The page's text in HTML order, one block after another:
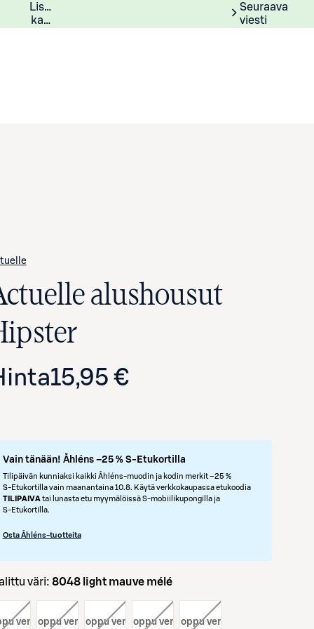
Lisätiedot
kampanjasta
Seuraava
viesti
alushousut
15,95 €
Vain tänään! Åhléns –25 % S-Etukortilla
Tilipäivän kunniaksi kaikki Åhléns-muodin ja kodin merkit –25 %
S‑Etukortilla vain maanantaina 10.8. Käytä verkkokaupassa etukoodia
TILIPAIVAtai lunasta etu myymälöissä S‑mobiilikupongilla ja
S‑Etukortilla.
Osta Åhléns-tuotteita
väri: 8048 light mauve mélé
verkosta
väri: , loppu verkosta
väri: , loppu verkosta
väri: , loppu verkosta
väri: , loppu verkosta